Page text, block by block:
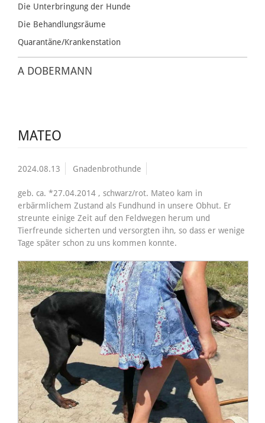
Die Unterbringung der Hunde
Die Behandlungsräume
Quarantäne/Krankenstation
A DOBERMANN
MATEO
2024.08.13 Gnadenbrothunde
geb. ca. *27.04.2014 , schwarz/rot. Mateo kam in
erbärmlichem Zustand als Fundhund in unsere Obhut. Er
streunte einige Zeit auf den Feldwegen herum und
Tierfreunde sicherten und versorgten ihn, so dass er wenige
Tage später schon zu uns kommen konnte.